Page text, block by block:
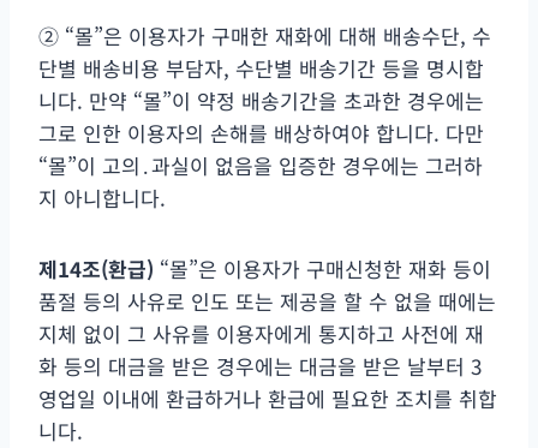
② “몰”은 이용자가 구매한 재화에 대해 배송수단, 수
단별 배송비용 부담자, 수단별 배송기간 등을 명시합
니다. 만약 “몰”이 약정 배송기간을 초과한 경우에는
그로 인한 이용자의 손해를 배상하여야 합니다. 다만
“몰”이 고의․과실이 없음을 입증한 경우에는 그러하
지 아니합니다.
제14조(환급) “몰”은 이용자가 구매신청한 재화 등이
품절 등의 사유로 인도 또는 제공을 할 수 없을 때에는
지체 없이 그 사유를 이용자에게 통지하고 사전에 재
화 등의 대금을 받은 경우에는 대금을 받은 날부터 3
영업일 이내에 환급하거나 환급에 필요한 조치를 취합
니다.